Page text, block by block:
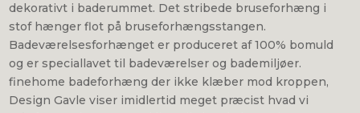
dekorativt i baderummet. Det stribede bruseforhæng i
stof hænger flot på bruseforhængsstangen.
Badeværelsesforhænget er produceret af 100% bomuld
og er speciallavet til badeværelser og bademiljøer.
finehome badeforhæng der ikke klæber mod kroppen,
Design Gavle viser imidlertid meget præcist hvad vi